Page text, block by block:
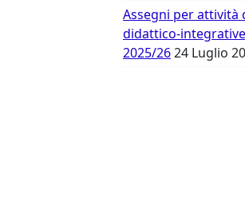
Assegni per attività
didattico-
2025/2624 Luglio